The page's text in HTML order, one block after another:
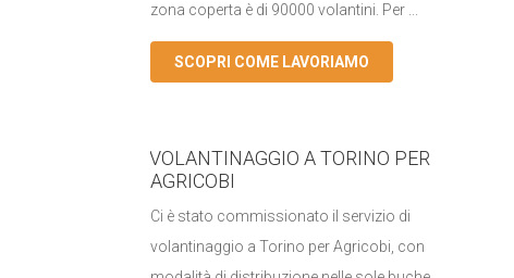
zona coperta è di 90000 volantini. Per ...
SCOPRI COME LAVORIAMO
VOLANTINAGGIO A TORINO PER
AGRICOBI
Ci è stato commissionato il servizio di
volantinaggio a Torino per Agricobi, con